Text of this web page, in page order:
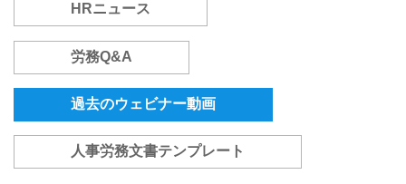
HRニュース
労務Q&A
過去のウェビナー動画
人事労務文書テンプレート